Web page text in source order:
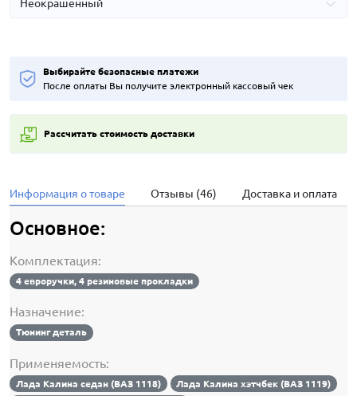
Выбирайте безопасные платежи
После оплаты Вы получите электронный кассовый чек
Рассчитать стоимость доставки
Информация о товаре Отзывы (46) Доставка и оплата
Основное:
Комплектация:
4 евроручки, 4 резиновые прокладки
Назначение:
Тюнинг деталь
Применяемость:
Лада Калина седан (ВАЗ 1118)
Лада Калина хэтчбек (ВАЗ 1119)